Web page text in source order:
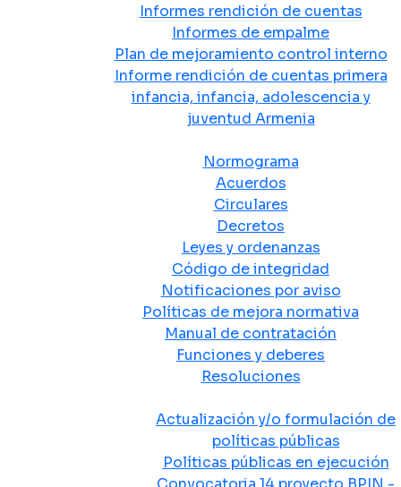
Informes rendición de cuentas
Informes de empalme
Plan de mejoramiento control interno
Informe rendición de cuentas primera
infancia, infancia, adolescencia y
juventud Armenia
Normograma
Acuerdos
Circulares
Decretos
Leyes y ordenanzas
Código de integridad
Notificaciones por aviso
Políticas de mejora normativa
Manual de contratación
Funciones y deberes
Resoluciones
Actualización y/o formulación de
políticas públicas
Políticas públicas en ejecución